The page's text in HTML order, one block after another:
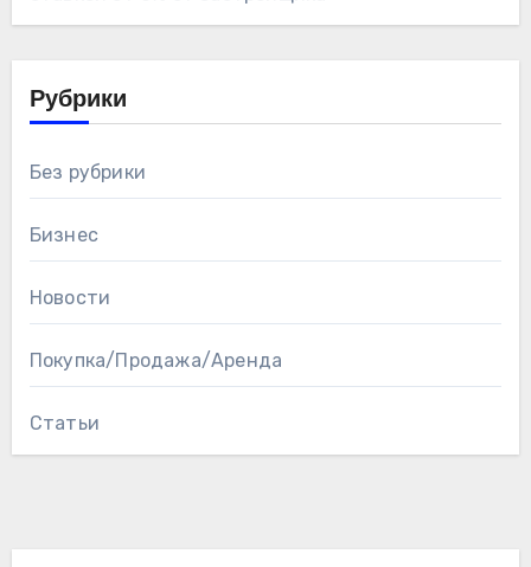
Рубрики
Без рубрики
Бизнес
Новости
Покупка/Продажа/Аренда
Статьи